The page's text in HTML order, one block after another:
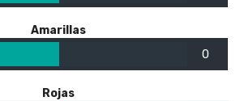
Amarillas
0
Rojas